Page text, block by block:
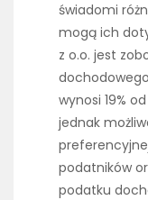
świadomi
mogą ich
z o.o. jest
wynosi 19%
jednak
podatników
podatku